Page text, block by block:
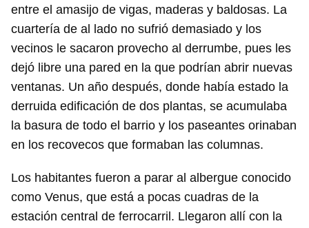
entre el amasijo de vigas, maderas y baldosas. La
cuartería de al lado no sufrió demasiado y los
vecinos le sacaron provecho al derrumbe, pues les
dejó libre una pared en la que podrían abrir nuevas
ventanas. Un año después, donde había estado la
derruida edificación de dos plantas, se acumulaba
la basura de todo el barrio y los paseantes orinaban
en los recovecos que formaban las columnas.
Los habitantes fueron a parar al albergue conocido
como Venus, que está a pocas cuadras de la
estación central de ferrocarril. Llegaron allí con la